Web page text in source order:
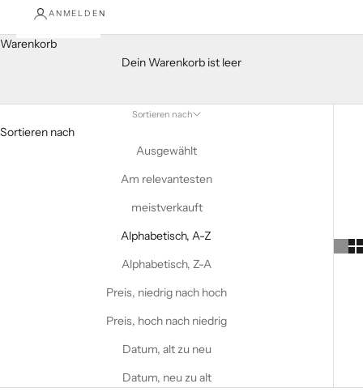
ANMELDEN
Warenkorb
Dein Warenkorb ist leer
Sortieren nach
Sortieren nach
Ausgewählt
Am relevantesten
meistverkauft
Alphabetisch, A-Z
Alphabetisch, Z-A
Preis, niedrig nach hoch
Preis, hoch nach niedrig
Datum, alt zu neu
Datum, neu zu alt